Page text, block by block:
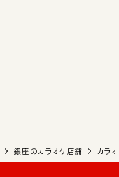
銀座のカラオケ店舗 カラ